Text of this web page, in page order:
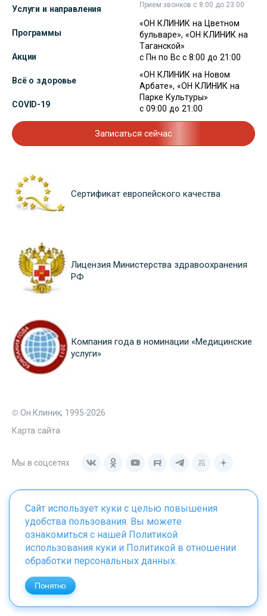
Услуги и направления
Программы
Акции
Всё о здоровье
COVID-19
Прием звонков с 8:00 до 23:00
«ОН КЛИНИК на Цветном
бульваре», «ОН КЛИНИК на
Таганской»
с Пн по Вс с 8:00 до 21:00
«ОН КЛИНИК на Новом
Арбате», «ОН КЛИНИК на
Парке Культуры»
с 09:00 до 21:00
Записаться сейчас
Сертификат европейского качества
Лицензия Министерства здравоохранения
РФ
Компания года в номинации «Медицинские
услуги»
© Он Клиник, 1995-2026
Карта сайта
Мы в соцсетях
Материалы сайта являются собственностью ООО "Он
Клиник", любое их использование без указания источника -
onclinic.ru запрещено в соответствии со статьей 1259 ГК. РФ.
Сайт использует куки с целью повышения
удобства пользования. Вы можете
ознакомиться с нашей Политикой
использования куки и Политикой в отношении
обработки персональных данных.
Понятно